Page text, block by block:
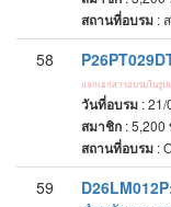
สถานที่อบรม :
58
แจกเอกสารอบรมในรู
วันที่อบรม :
สมาชิก : 5,200
สถานที่อบรม :
59